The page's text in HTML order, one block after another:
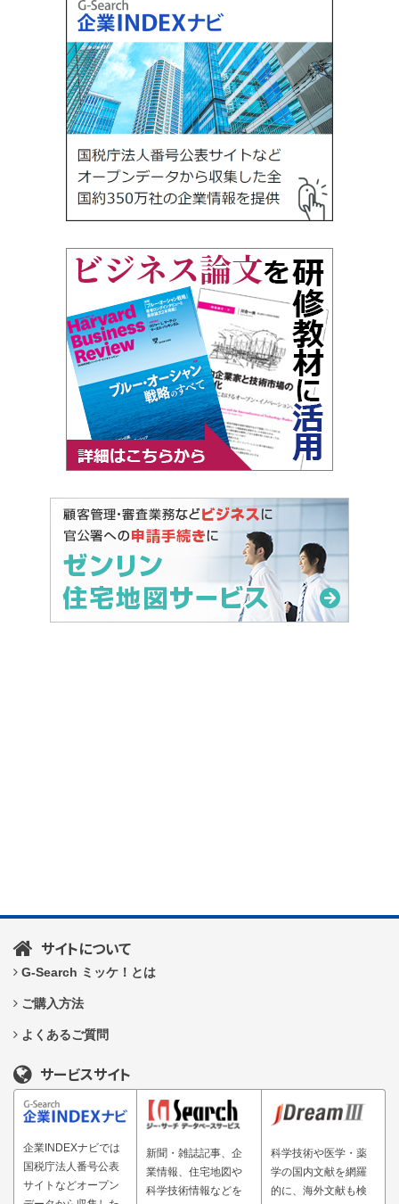
サイトについて
G-Search ミッケ！とは
ご購入方法
よくあるご質問
サービスサイト
企業INDEXナビでは
国税庁法人番号公表
サイトなどオープン
新聞・雑誌記事、企
業情報、住宅地図や
科学技術情報などを
科学技術や医学・薬
学の国内文献を網羅
的に、海外文献も検